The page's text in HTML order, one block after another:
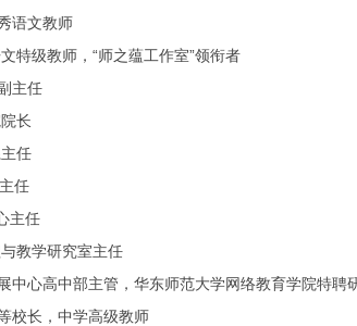
秀语文教师
文特级教师，“师之蕴工作室”领衔者
副主任
长
任
心副主任
主任
教学研究室主任
心高中部主管，华东师范大学网络教育学院特聘
校长，中学高级教师